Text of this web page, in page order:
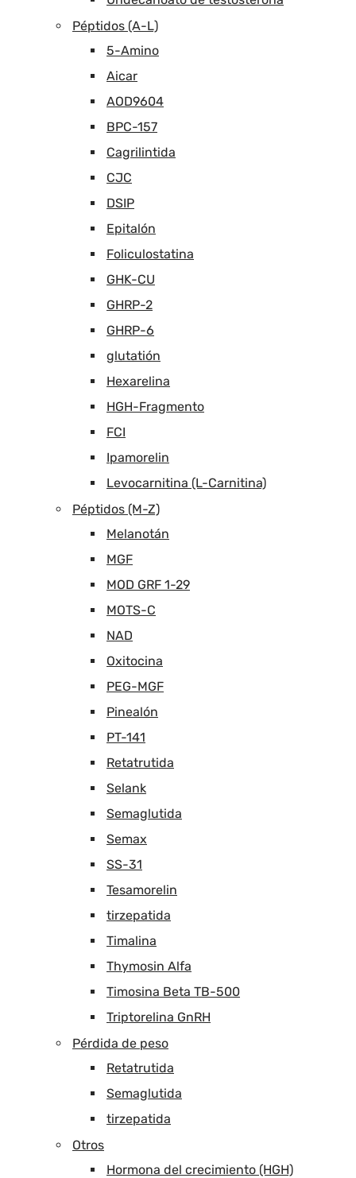
Péptidos (A-L)
5-Amino
Aicar
AOD9604
BPC-157
Cagrilintida
CJC
DSIP
Epitalón
Foliculostatina
GHK-CU
GHRP-2
GHRP-6
glutatión
Hexarelina
HGH-Fragmento
FCI
Ipamorelin
Levocarnitina (L-Carnitina)
Péptidos (M-Z)
Melanotán
MGF
MOD GRF 1-29
MOTS-C
NAD
Oxitocina
PEG-MGF
Pinealón
PT-141
Retatrutida
Selank
Semaglutida
Semax
SS-31
Tesamorelin
tirzepatida
Timalina
Thymosin Alfa
Timosina Beta TB-500
Triptorelina GnRH
Pérdida de peso
Retatrutida
Semaglutida
tirzepatida
Otros
Hormona del crecimiento (HGH)